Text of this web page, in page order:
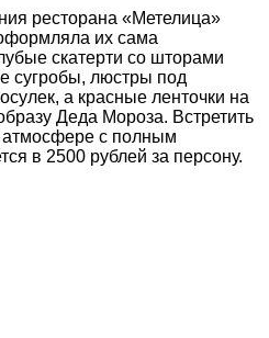
ресторана «Метелица»
их сама
скатерти со шторами
сугробы, люстры под
а красные ленточки на
Деда Мороза. Встретить
атмосфере с полным
в 2500 рублей за персону.